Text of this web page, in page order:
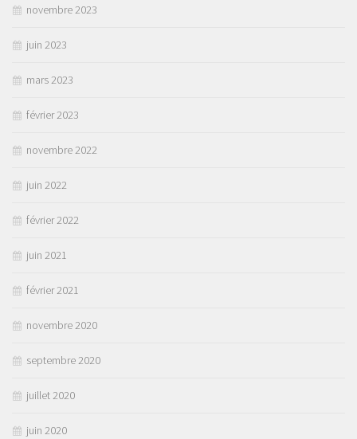
novembre 2023
juin 2023
mars 2023
février 2023
novembre 2022
juin 2022
février 2022
juin 2021
février 2021
novembre 2020
septembre 2020
juillet 2020
juin 2020